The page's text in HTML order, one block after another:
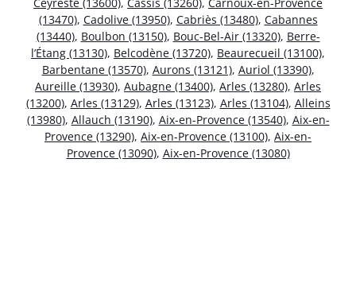
(13470), Cadolive (13950), Cabriès (13480), Cabannes
(13440), Boulbon (13150), Bouc-Bel-Air (13320), Berre-
l’Étang (13130), Belcodène (13720), Beaurecueil (13100),
Barbentane (13570), Aurons (13121), Auriol (13390),
Aureille (13930), Aubagne (13400), Arles (13280), Arles
(13200), Arles (13129), Arles (13123), Arles (13104), Alleins
(13980), Allauch (13190), Aix-en-Provence (13540), Aix-en-
Provence (13290), Aix-en-Provence (13100), Aix-en-
Provence (13090), Aix-en-Provence (13080)